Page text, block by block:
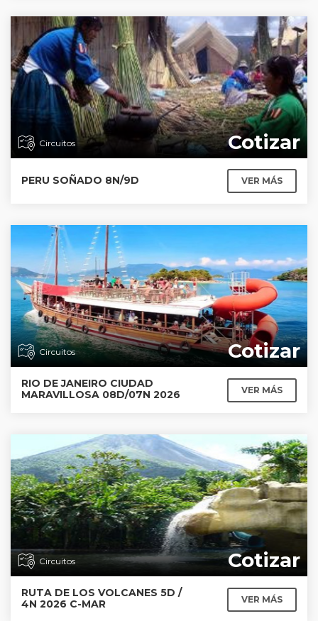
Circuitos Cotizar
PERU SOÑADO 8N/9D VER MÁS
Circuitos Cotizar
RIO DE JANEIRO CIUDAD
MARAVILLOSA 08D/07N 2026
VER MÁS
Circuitos Cotizar
RUTA DE LOS VOLCANES 5D /
4N 2026 C-MAR
VER MÁS